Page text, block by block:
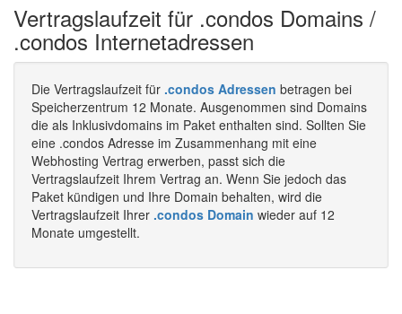
Vertragslaufzeit für .condos Domains /
.condos Internetadressen
Die Vertragslaufzeit für .condos Adressen betragen bei
Speicherzentrum 12 Monate. Ausgenommen sind Domains
die als Inklusivdomains im Paket enthalten sind. Sollten Sie
eine .condos Adresse im Zusammenhang mit eine
Webhosting Vertrag erwerben, passt sich die
Vertragslaufzeit Ihrem Vertrag an. Wenn Sie jedoch das
Paket kündigen und Ihre Domain behalten, wird die
Vertragslaufzeit Ihrer .condos Domain wieder auf 12
Monate umgestellt.